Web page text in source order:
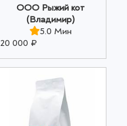
ООО Рыжий кот
(Владимир)
5.0 Мин
20 000 ₽